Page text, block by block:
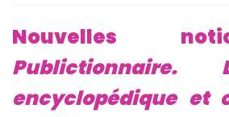
Nouvelles
Publictionnaire.
encyclopédique et